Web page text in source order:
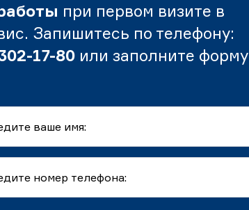
при первом визите в
Запишитесь по телефону:
17-80 или заполните форму